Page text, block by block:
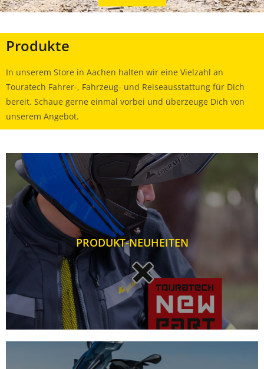
Produkte
In unserem Store in Aachen halten wir eine Vielzahl an
Touratech Fahrer-, Fahrzeug- und Reiseausstattung für Dich
bereit. Schaue gerne einmal vorbei und überzeuge Dich von
unserem Angebot.
PRODUKT-NEUHEITEN